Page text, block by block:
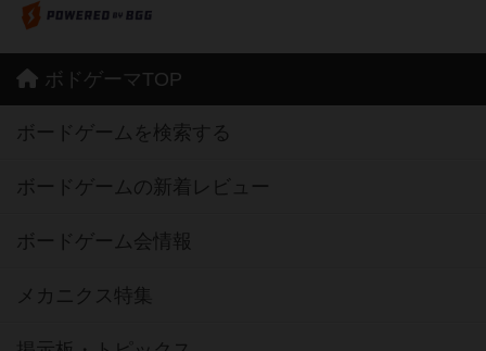
ボドゲーマTOP
ボードゲームを検索する
ボードゲームの新着レビュー
ボードゲーム会情報
メカニクス特集